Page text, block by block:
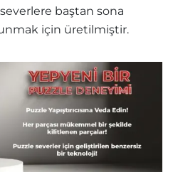
baştan sona
için üretilmiştir.